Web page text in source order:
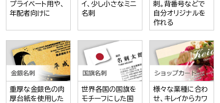
プライベート用や、
年配者向けに
イ、少し小さなミニ
名刺
刺。背番号などで
自分オリジナルを
作れる
重厚な金銀色の肉
厚台紙を使用した
世界各国の国旗を
モチーフにした国
様々な業種に合わ
せ、キレイからカワ